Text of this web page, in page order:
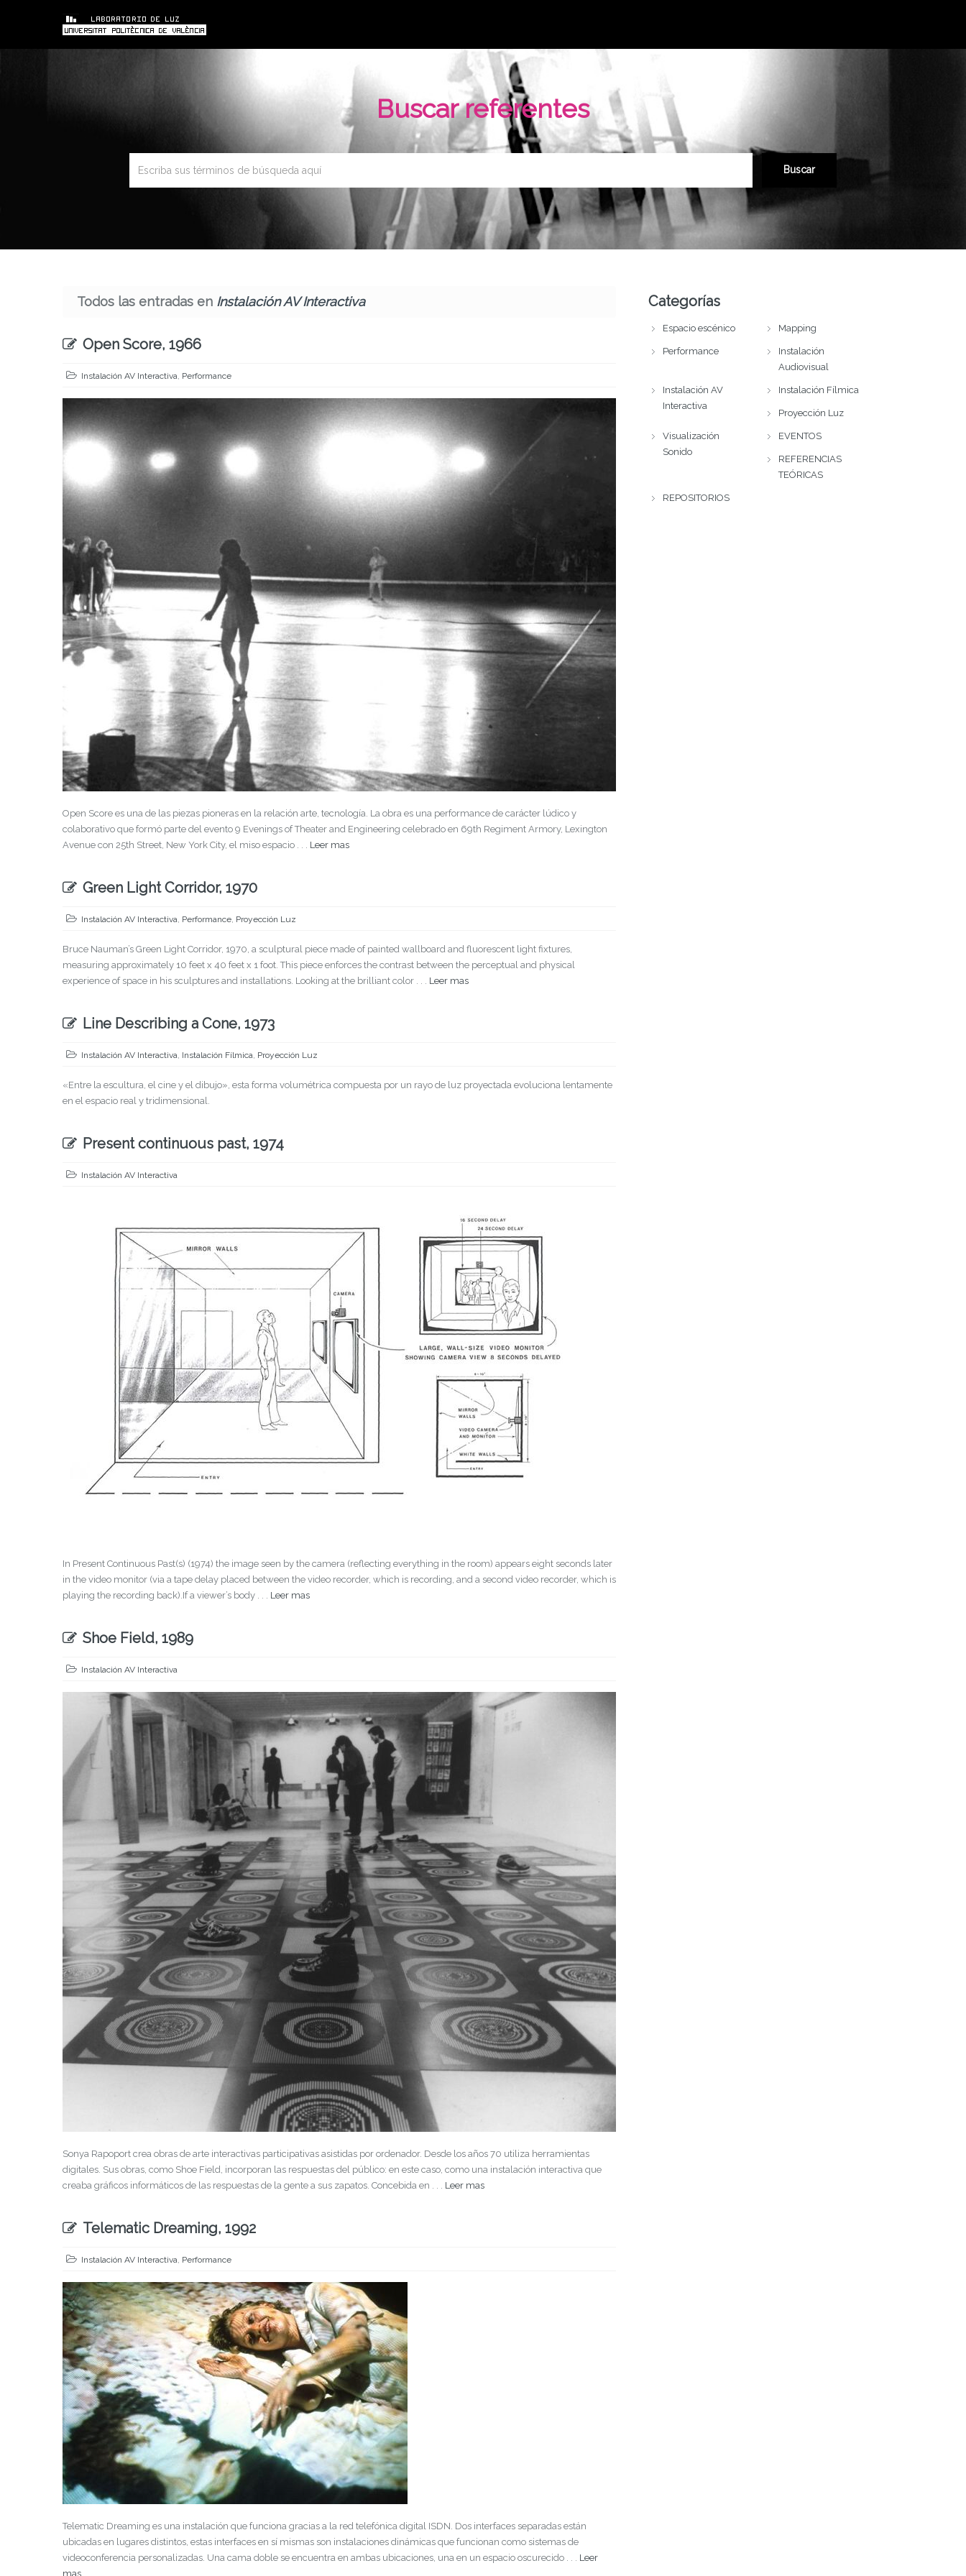
Buscar referentes
Todos las entradas en Instalación AV Interactiva
Open Score, 1966
Instalación AV Interactiva, Performance
Open Score es una de las piezas pioneras en la relación arte, tecnología. La obra es una performance de carácter lúdico y
colaborativo que formó parte del evento 9 Evenings of Theater and Engineering celebrado en 69th Regiment Armory, Lexington
Avenue con 25th Street, New York City, el miso espacio . . . Leer mas
Green Light Corridor, 1970
Instalación AV Interactiva, Performance, Proyección Luz
Bruce Nauman’s Green Light Corridor, 1970, a sculptural piece made of painted wallboard and fluorescent light fixtures,
measuring approximately 10 feet x 40 feet x 1 foot. This piece enforces the contrast between the perceptual and physical
experience of space in his sculptures and installations. Looking at the brilliant color . . . Leer mas
Line Describing a Cone, 1973
Instalación AV Interactiva, Instalación Fílmica, Proyección Luz
«Entre la escultura, el cine y el dibujo», esta forma volumétrica compuesta por un rayo de luz proyectada evoluciona lentamente
en el espacio real y tridimensional.
Present continuous past, 1974
Instalación AV Interactiva
In Present Continuous Past(s) (1974) the image seen by the camera (reflecting everything in the room) appears eight seconds later
in the video monitor (via a tape delay placed between the video recorder, which is recording, and a second video recorder, which is
playing the recording back).If a viewer’s body . . . Leer mas
Shoe Field, 1989
Instalación AV Interactiva
Sonya Rapoport crea obras de arte interactivas participativas asistidas por ordenador. Desde los años 70 utiliza herramientas
digitales. Sus obras, como Shoe Field, incorporan las respuestas del público: en este caso, como una instalación interactiva que
creaba gráficos informáticos de las respuestas de la gente a sus zapatos. Concebida en . . . Leer mas
Telematic Dreaming, 1992
Instalación AV Interactiva, Performance
Telematic Dreaming es una instalación que funciona gracias a la red telefónica digital ISDN. Dos interfaces separadas están
ubicadas en lugares distintos, estas interfaces en sí mismas son instalaciones dinámicas que funcionan como sistemas de
videoconferencia personalizadas. Una cama doble se encuentra en ambas ubicaciones, una en un espacio oscurecido . . . Leer
mas
Categorías
Espacio escénico Mapping
Performance
Instalación
Audiovisual
Instalación AV
Interactiva
Instalación Fílmica
Proyección Luz
Visualización
Sonido
EVENTOS
REFERENCIAS
TEÓRICAS
REPOSITORIOS